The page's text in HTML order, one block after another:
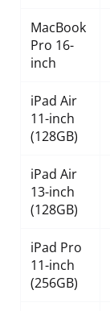
MacBook
Pro 16-
inch
iPad Air
11-inch
(128GB)
iPad Air
13-inch
(128GB)
iPad Pro
11-inch
(256GB)